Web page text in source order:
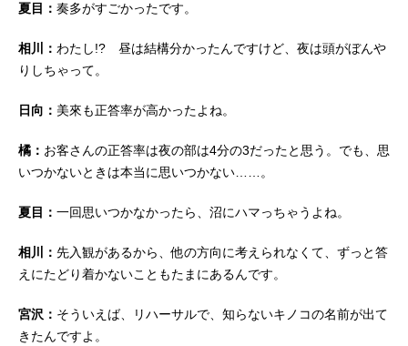
夏目： 奏多がすごかったです。
相川： わたし!? 昼は結構分かったんですけど、夜は頭がぼんや
りしちゃって。
日向： 美來も正答率が高かったよね。
橘： お客さんの正答率は夜の部は4分の3だったと思う。でも、思
いつかないときは本当に思いつかない……。
夏目： 一回思いつかなかったら、沼にハマっちゃうよね。
相川： 先入観があるから、他の方向に考えられなくて、ずっと答
えにたどり着かないこともたまにあるんです。
宮沢： そういえば、リハーサルで、知らないキノコの名前が出て
きたんですよ。